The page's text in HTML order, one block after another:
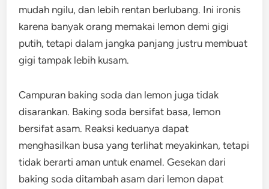
mudah ngilu, dan lebih rentan berlubang. Ini ironis
karena banyak orang memakai lemon demi gigi
putih, tetapi dalam jangka panjang justru membuat
gigi tampak lebih kusam.
Campuran baking soda dan lemon juga tidak
disarankan. Baking soda bersifat basa, lemon
bersifat asam. Reaksi keduanya dapat
menghasilkan busa yang terlihat meyakinkan, tetapi
tidak berarti aman untuk enamel. Gesekan dari
baking soda ditambah asam dari lemon dapat